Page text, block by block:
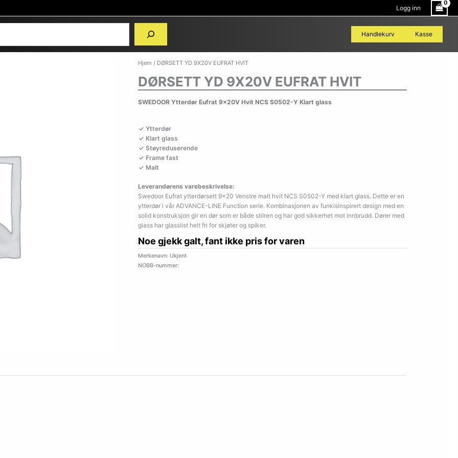
Logg inn
Handlekurv
Kasse
Hjem / DØRSETT YD 9X20V EUFRAT HVIT
DØRSETT YD 9X20V EUFRAT HVIT
SWEDOOR Ytterdør Eufrat 9x20V Hvit NCS S0502-Y Klart glass
Ytterdør
Klart glass
Støyreduserende
Frame fast
Malt
Leverandørens varebeskrivelse:
Swedoor Eufrat ytterdørsett 9×20 Venstre malt hvit NCS S0502-Y med klart glass. Dette er en
ytterdør i vår ADVANCE-LINE Function serie. Kombinasjonen av funkisinspirert design med en
solid konstruksjon gir en dør som er både stilren og har god sikkerhet mot innbrudd. Dører med
glass har glasslist helt fri for skjøter og spiker.
Noe gjekk galt, fant ikke pris for varen
Merkenavn: Ukjent
NOBB-nummer: